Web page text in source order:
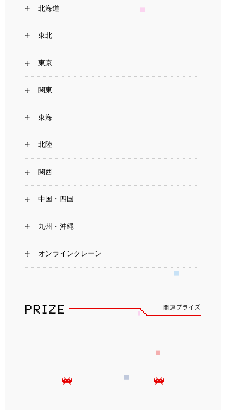
北海道
東北
東京
関東
東海
北陸
関西
中国・四国
九州・沖縄
オンラインクレーン
関連プライズ